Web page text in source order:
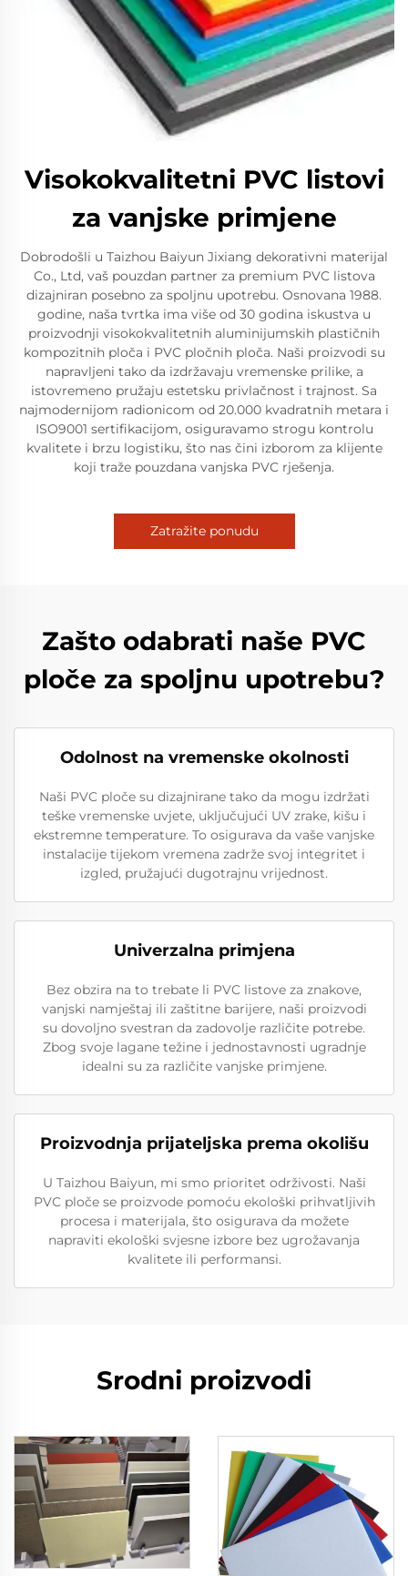
Visokokvalitetni PVC listovi
za vanjske primjene
Dobrodošli u Taizhou Baiyun Jixiang dekorativni materijal
Co., Ltd, vaš pouzdan partner za premium PVC listova
dizajniran posebno za spoljnu upotrebu. Osnovana 1988.
godine, naša tvrtka ima više od 30 godina iskustva u
proizvodnji visokokvalitetnih aluminijumskih plastičnih
kompozitnih ploča i PVC pločnih ploča. Naši proizvodi su
napravljeni tako da izdržavaju vremenske prilike, a
istovremeno pružaju estetsku privlačnost i trajnost. Sa
najmodernijom radionicom od 20.000 kvadratnih metara i
ISO9001 sertifikacijom, osiguravamo strogu kontrolu
kvalitete i brzu logistiku, što nas čini izborom za klijente
koji traže pouzdana vanjska PVC rješenja.
Zatražite ponudu
Zašto odabrati naše PVC
ploče za spoljnu upotrebu?
Odolnost na vremenske okolnosti
Naši PVC ploče su dizajnirane tako da mogu izdržati
teške vremenske uvjete, uključujući UV zrake, kišu i
ekstremne temperature. To osigurava da vaše vanjske
instalacije tijekom vremena zadrže svoj integritet i
izgled, pružajući dugotrajnu vrijednost.
Univerzalna primjena
Bez obzira na to trebate li PVC listove za znakove,
vanjski namještaj ili zaštitne barijere, naši proizvodi
su dovoljno svestran da zadovolje različite potrebe.
Zbog svoje lagane težine i jednostavnosti ugradnje
idealni su za različite vanjske primjene.
Proizvodnja prijateljska prema okolišu
U Taizhou Baiyun, mi smo prioritet održivosti. Naši
PVC ploče se proizvode pomoću ekološki prihvatljivih
procesa i materijala, što osigurava da možete
napraviti ekološki svjesne izbore bez ugrožavanja
kvalitete ili performansi.
Srodni proizvodi